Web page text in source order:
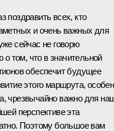
поздравить всех, кто
и очень важных для
сейчас не говорю
о том, что в значительной
обеспечит будущее
этого маршрута,
чрезвычайно важно для
перспективе эта
Поэтому большое вам